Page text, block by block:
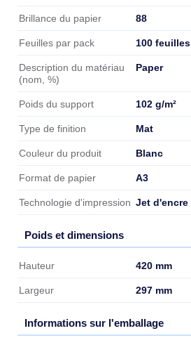
Brillance du papier 88
Feuilles par pack 100 feuilles
Description du matériau
(nom, %)
Paper
Poids du support 102 g/m²
Type de finition Mat
Couleur du produit Blanc
Format de papier A3
Technologie d'impression Jet d'encre
Poids et dimensions
Poids et dimensions
Hauteur 420 mm
Largeur 297 mm
Informations sur l'emballage